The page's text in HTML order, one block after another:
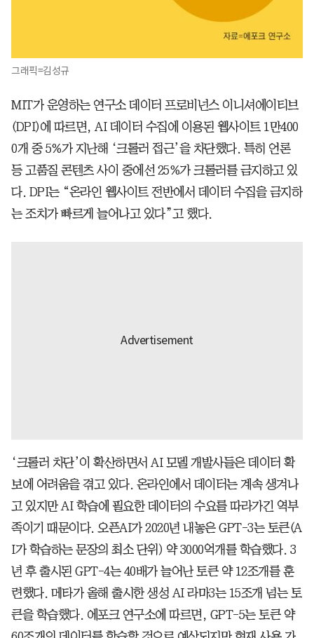
그래픽=김성규
MIT가 운영하는 연구소 데이터 프로비넌스 이니셔에이티브
(DPI)에 따르면, AI 데이터 수집에 이용된 웹사이트 1만400
0개 중 5%가 지난해 ‘크롤러 접근’을 차단했다. 특히 언론
등 고품질 콘텐츠 사이 중에선 25%가 크롤러를 금지하고 있
다. DPI는 “온라인 웹사이트 전반에서 데이터 수집을 금지하
는 조치가 빠르게 늘어나고 있다”고 했다.
‘크롤러 차단’이 확산하면서 AI 모델 개발사들은 데이터 확
보에 어려움을 겪고 있다. 온라인에서 데이터는 계속 생겨나
고 있지만 AI 학습에 필요한 데이터의 수요를 따라가긴 역부
족이기 때문이다. 오픈AI가 2020년 내놓은 GPT-3는 토큰(A
I가 학습하는 문장의 최소 단위) 약 3000억개를 학습했다. 3
년 후 출시된 GPT-4는 40배가 늘어난 토큰 약 12조개를 훈
련했다. 메타가 올해 출시한 생성 AI 라마3는 15조개 넘는 토
큰을 학습했다. 에포크 연구소에 따르면, GPT-5는 토큰 약